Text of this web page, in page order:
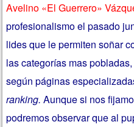
Avelino «El Guerrero»
profesionalismo el pasado
lides que le permiten soñar
las categorías mas
según páginas
ranking.Aunque si nos
podremos observar que al